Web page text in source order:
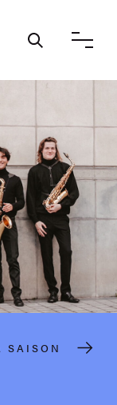
Ouvrir /
SAISON